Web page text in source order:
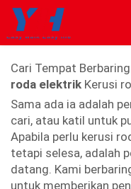
Kerusi
Cari Tempat
roda elektrik Kerusi
Sama ada ia adalah
cari, atau katil untuk
Apabila perlu kerusi
tetapi selesa, adalah
datang. Kami
untuk memberikan